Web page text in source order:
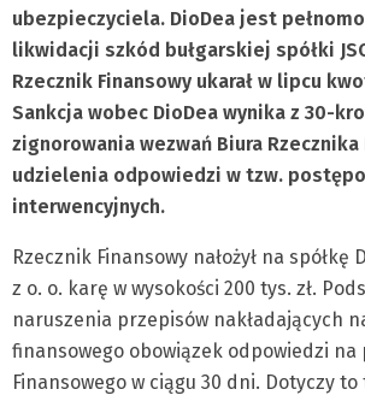
ubezpieczyciela. DioDea jest
likwidacji szkód bułgarskiej spółki
Rzecznik Finansowy ukarał w lipcu
Sankcja wobec DioDea wynika z 30-
zignorowania wezwań Biura
udzielenia odpowiedzi w tzw.
interwencyjnych.
Rzecznik Finansowy nałożył na spółkę
z o. o. karę w wysokości 200 tys. zł.
naruszenia przepisów nakładających
finansowego obowiązek odpowiedzi na
Finansowego w ciągu 30 dni. Dotyczy to